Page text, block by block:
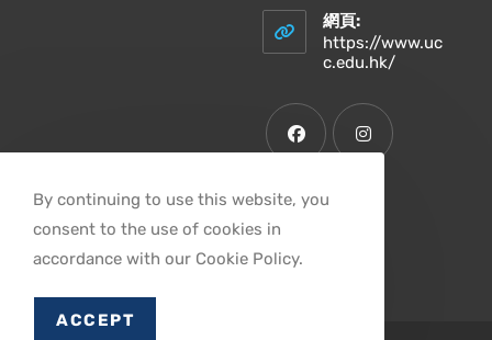
your
application
網頁:
https://www.uc
c.edu.hk/Opens
in
a
new
in
By continuing to use this website, you
consent to the use of cookies in
accordance with our Cookie Policy.
ACCEPT